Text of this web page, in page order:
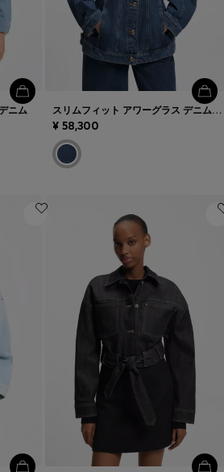
ニム スリムフィット アワーグラス デニムジャケット ジャパニーズコットン
¥ 58,300